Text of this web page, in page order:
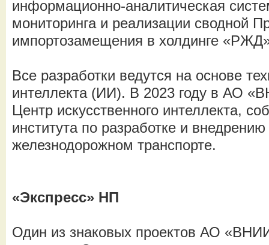
информационно-аналитическая
мониторинга и реализации сводной
импортозамещения в холдинге
Все разработки ведутся на основе
интеллекта (ИИ). В 2023 году в АО
Центр искусственного интеллекта,
института по разработке и
железнодорожном транспорте.
«Экспресс» НП
Один из знаковых проектов АО